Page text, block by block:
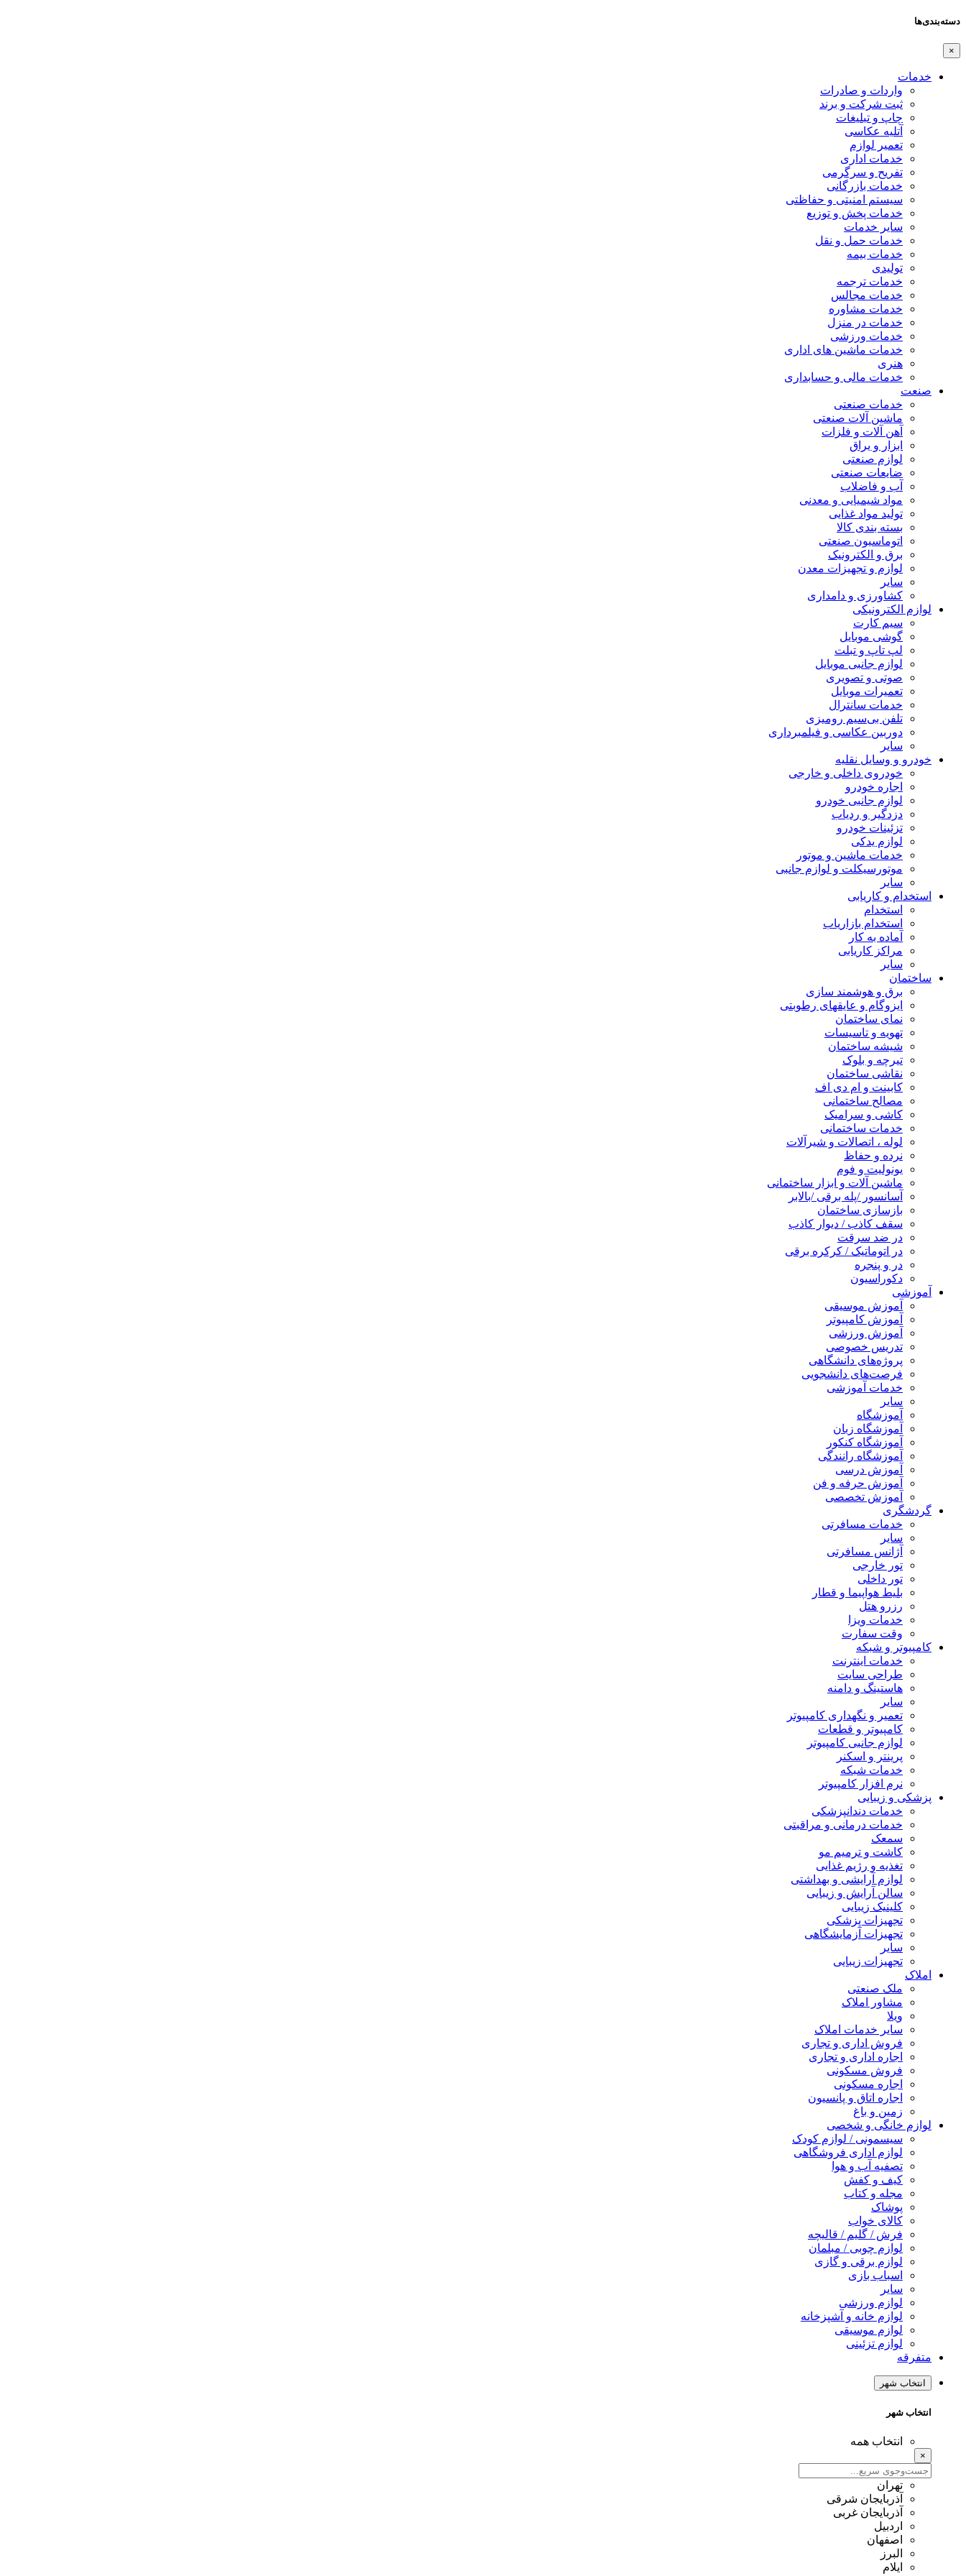
دسته‌بندی‌ها
×
خدمات
واردات و صادرات
ثبت شرکت و برند
چاپ و تبلیغات
آتلیه عکاسی
تعمیر لوازم
خدمات اداری
تفریح و سرگرمی
خدمات بازرگانی
سیستم امنیتی و حفاظتی
خدمات پخش و توزیع
سایر خدمات
خدمات حمل و نقل
خدمات بیمه
تولیدی
خدمات ترجمه
خدمات مجالس
خدمات مشاوره
خدمات در منزل
خدمات ورزشی
خدمات ماشین های اداری
هنری
خدمات مالی و حسابداری
صنعت
خدمات صنعتی
ماشین آلات صنعتی
آهن آلات و فلزات
ابزار و یراق
لوازم صنعتی
ضایعات صنعتی
آب و فاضلاب
مواد شیمیایی و معدنی
تولید مواد غذایی
بسته بندی کالا
اتوماسیون صنعتی
برق و الکترونیک
لوازم و تجهیزات معدن
سایر
کشاورزی و دامداری
لوازم الکترونیکی
سیم کارت
گوشی موبایل
لپ تاپ و تبلت
لوازم جانبی موبایل
صوتی و تصویری
تعمیرات موبایل
خدمات سانترال
تلفن بی‌سیم رومیزی
دوربین عکاسی و فیلمبرداری
سایر
خودرو و وسایل نقلیه
خودروی داخلی و خارجی
اجاره خودرو
لوازم جانبی خودرو
دزدگیر و ردیاب
تزئینات خودرو
لوازم یدکی
خدمات ماشین و موتور
موتورسیکلت و لوازم جانبی
سایر
استخدام و کاریابی
استخدام
استخدام بازاریاب
آماده به کار
مراکز کاریابی
سایر
ساختمان
برق و هوشمند سازی
ایزوگام و عایقهای رطوبتی
نمای ساختمان
تهویه و تاسیسات
شیشه ساختمان
تیرچه و بلوک
نقاشی ساختمان
کابینت و ام دی اف
مصالح ساختمانی
کاشی و سرامیک
خدمات ساختمانی
لوله ، اتصالات و شیرآلات
نرده و حفاظ
یونولیت و فوم
ماشین آلات و ابزار ساختمانی
آسانسور /پله برقی /بالابر
بازسازی ساختمان
سقف کاذب / دیوار کاذب
در ضد سرقت
در اتوماتیک / کرکره برقی
در و پنجره
دکوراسیون
آموزشی
آموزش موسیقی
آموزش کامپیوتر
آموزش ورزشی
تدریس خصوصی
پروژه‌های دانشگاهی
فرصت‌های دانشجویی
خدمات آموزشی
سایر
آموزشگاه
آموزشگاه زبان
آموزشگاه کنکور
آموزشگاه رانندگی
آموزش درسی
آموزش حرفه و فن
آموزش تخصصی
گردشگری
خدمات مسافرتی
سایر
آژانس مسافرتی
تور خارجی
تور داخلی
بلیط هواپیما و قطار
رزرو هتل
خدمات ویزا
وقت سفارت
کامپیوتر و شبکه
خدمات اینترنت
طراحی سایت
هاستینگ و دامنه
سایر
تعمیر و نگهداری کامپیوتر
کامپیوتر و قطعات
لوازم جانبی کامپیوتر
پرینتر و اسکنر
خدمات شبکه
نرم افزار کامپیوتر
پزشکی و زیبایی
خدمات دندانپزشکی
خدمات درمانی و مراقبتی
سمعک
کاشت و ترمیم مو
تغذیه و رژیم غذایی
لوازم آرایشی و بهداشتی
سالن آرایش و زیبایی
کلینیک زیبایی
تجهیزات پزشکی
تجهیزات آزمایشگاهی
سایر
تجهیزات زیبایی
املاک
ملک صنعتی
مشاور املاک
ویلا
سایر خدمات املاک
فروش اداری و تجاری
اجاره اداری و تجاری
فروش مسکونی
اجاره مسکونی
اجاره اتاق و پانسیون
زمین و باغ
لوازم خانگی و شخصی
سیسمونی / لوازم کودک
لوازم اداری فروشگاهی
تصفیه آب و هوا
کیف و کفش
مجله و کتاب
پوشاک
کالای خواب
فرش / گلیم / قالیچه
لوازم چوبی / مبلمان
لوازم برقی و گازی
اسباب بازی
سایر
لوازم ورزشی
لوازم خانه و آشپزخانه
لوازم موسیقی
لوازم تزئینی
متفرقه
انتخاب شهر
انتخاب شهر
انتخاب همه
×
تهران
آذربایجان شرقی
آذربایجان غربی
اردبیل
اصفهان
البرز
ایلام